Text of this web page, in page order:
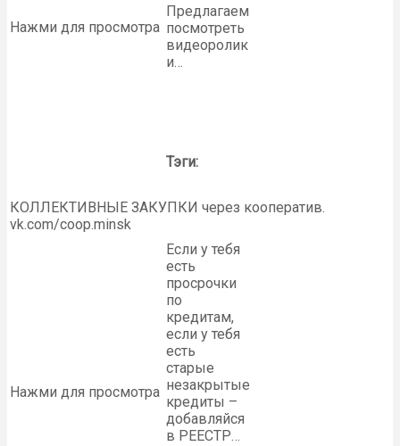
Нажми для просмотра
Предлагаем
посмотреть
видеоролик
и…
Тэги:
КОЛЛЕКТИВНЫЕ ЗАКУПКИ через кооператив.
vk.com/coop.minsk
Нажми для просмотра
Если у тебя
есть
просрочки
по
кредитам,
если у тебя
есть
старые
незакрытые
кредиты –
добавляйся
в РЕЕСТР…